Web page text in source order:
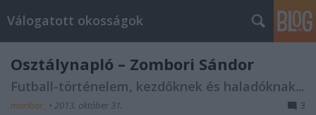
Válogatott okosságok
Osztálynapló – Zombori Sándor
Futball-történelem, kezdőknek és haladóknak...
maribor_ • 2013. október 31. 3